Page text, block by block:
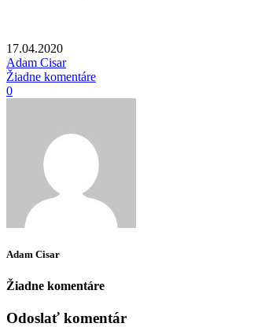
17.04.2020
Adam Cisar
Žiadne komentáre
0
Adam Cisar
Žiadne komentáre
Odoslať komentár